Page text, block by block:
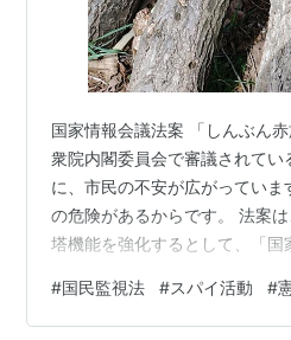
国家情報会議法案 「しんぶん
衆院内閣委員会で審議されてい
に、市民の不安が広がってい
の危険があるからです。 法案
塔機能を強化するとして、「国
らなる「内閣情報会議」を、
員を務める「国家情報会議」
#国民監視法 #スパイ活動 #